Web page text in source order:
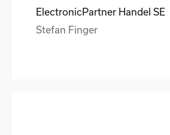
ElectronicPartner Handel SE
Stefan Finger